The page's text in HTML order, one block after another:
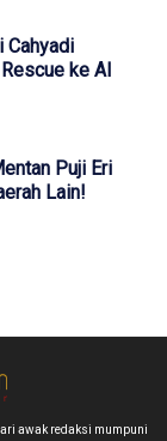
Cahyadi
ke Al
Puji Eri
Lain!
awak redaksi mumpuni